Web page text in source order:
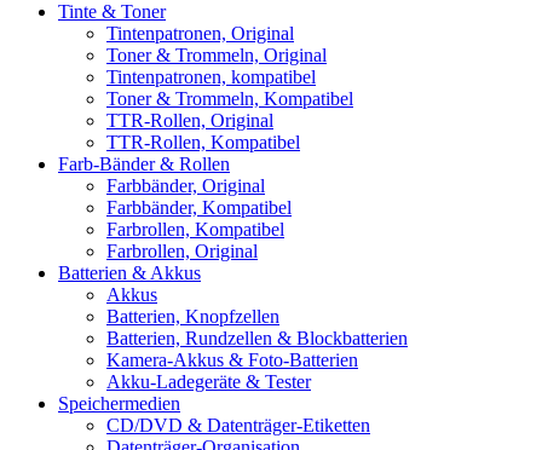
Tinte & Toner
Tintenpatronen, Original
Toner & Trommeln, Original
Tintenpatronen, kompatibel
Toner & Trommeln, Kompatibel
TTR-Rollen, Original
TTR-Rollen, Kompatibel
Farb-Bänder & Rollen
Farbbänder, Original
Farbbänder, Kompatibel
Farbrollen, Kompatibel
Farbrollen, Original
Batterien & Akkus
Akkus
Batterien, Knopfzellen
Batterien, Rundzellen & Blockbatterien
Kamera-Akkus & Foto-Batterien
Akku-Ladegeräte & Tester
Speichermedien
CD/DVD & Datenträger-Etiketten